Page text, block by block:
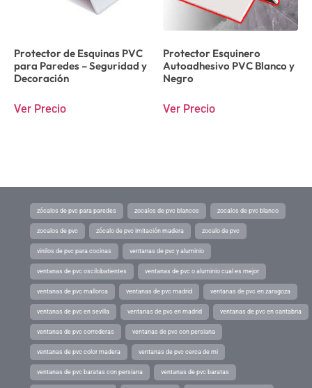
Protector de Esquinas PVC
para Paredes – Seguridad y
Decoración
Ver Precio
Protector Esquinero
Autoadhesivo PVC Blanco y
Negro
Ver Precio
zócalos de pvc para paredes zocalos de pvc blancos zocalos de pvc blanco
zocalos de pvc zócalo de pvc imitación madera zocalo de pvc
vinilos de pvc para cocinas ventanas de pvc y aluminio
ventanas de pvc oscilobatientes ventanas de pvc o aluminio cual es mejor
ventanas de pvc mallorca ventanas de pvc madrid ventanas de pvc en zaragoza
ventanas de pvc en sevilla ventanas de pvc en madrid ventanas de pvc en cantabria
ventanas de pvc correderas ventanas de pvc con persiana
ventanas de pvc color madera ventanas de pvc cerca de mi
ventanas de pvc baratas con persiana ventanas de pvc baratas